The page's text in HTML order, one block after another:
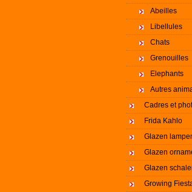
Abeilles
Libellules
Chats
Grenouilles
Elephants
Autres
Cadres et
Frida Kahlo
Glazen
Glazen
Glazen
Growing